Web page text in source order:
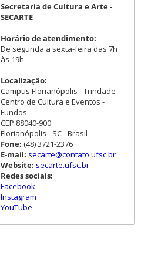
Secretaria de Cultura e Arte -
SECARTE
Horário de atendimento:
De segunda a sexta-feira das 7h
às 19h
Localização:
Campus Florianópolis - Trindade
Centro de Cultura e Eventos -
Fundos
CEP 88040-900
Florianópolis - SC - Brasil
Fone: (48) 3721-2376
E-mail: secarte@contato.ufsc.br
Website: secarte.ufsc.br
Redes sociais:
Facebook
Instagram
YouTube